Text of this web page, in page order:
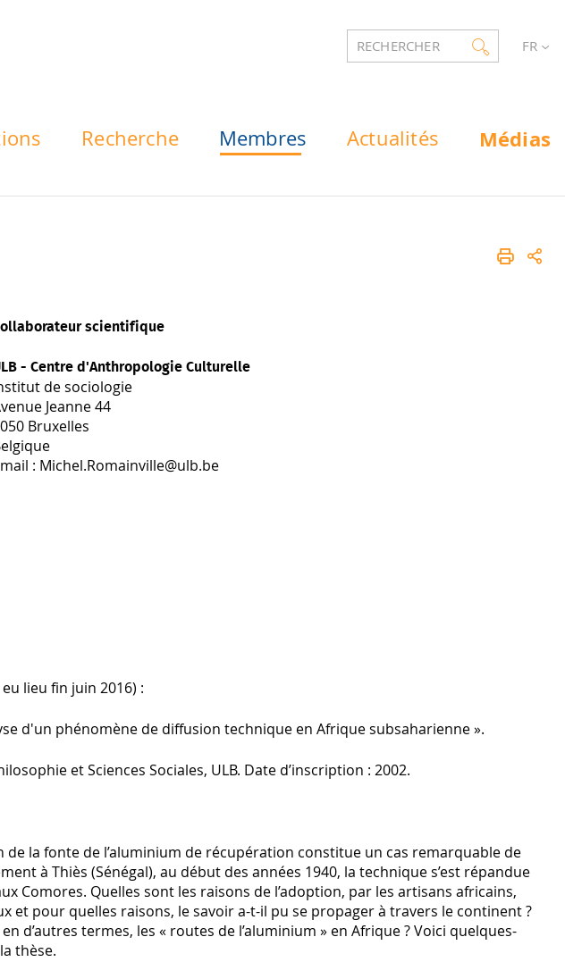
RECHERCHER FR
Recherche Membres Actualités Médias
scientifique
- Centre d'Anthropologie Culturelle
de sociologie
Jeanne 44
Bruxelles
: Michel.Romainville@ulb.be
lieu fin juin 2016) :
d'un phénomène de diffusion technique en Afrique subsaharienne ».
et Sciences Sociales, ULB. Date d’inscription : 2002.
la fonte de l’aluminium de récupération constitue un cas remarquable de
à Thiès (Sénégal), au début des années 1940, la technique s’est répandue
Comores. Quelles sont les raisons de l’adoption, par les artisans africains,
et pour quelles raisons, le savoir a-t-il pu se propager à travers le continent ?
d’autres termes, les « routes de l’aluminium » en Afrique ? Voici quelques-
thèse.